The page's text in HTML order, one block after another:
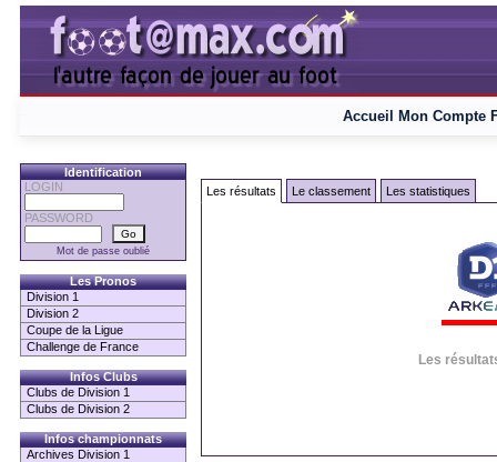
Accueil Mon Compte
Identification
LOGIN
PASSWORD
Mot de passe oublié
Les Pronos
Division 1
Division 2
Coupe de la Ligue
Challenge de France
Infos Clubs
Clubs de Division 1
Clubs de Division 2
Infos championnats
Archives Division 1
Les résultats Le classement Les statistiques
Les